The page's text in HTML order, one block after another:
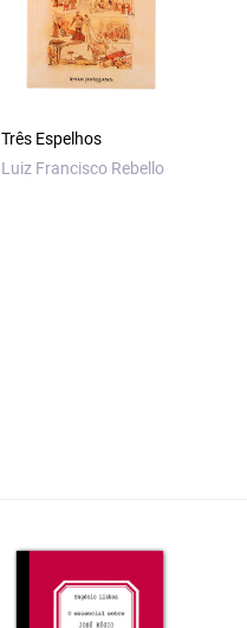
Três Espelhos
Luiz Francisco Rebello